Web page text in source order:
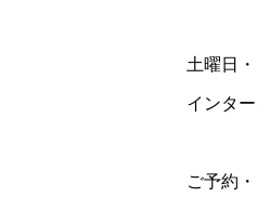
土曜日
インタ
ご予約